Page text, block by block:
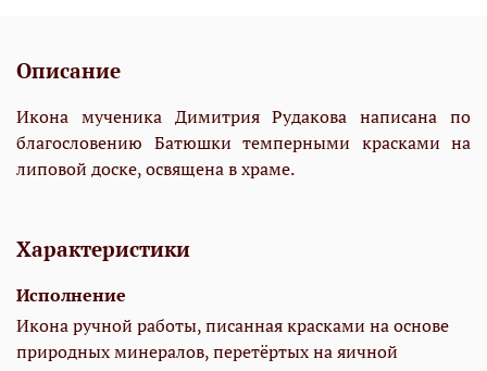
Описание
Икона мученика Димитрия Рудакова написана по
благословению Батюшки темперными красками на
липовой доске, освящена в храме.
Характеристики
Исполнение
Икона ручной работы, писанная красками на основе
природных минералов, перетёртых на яичной